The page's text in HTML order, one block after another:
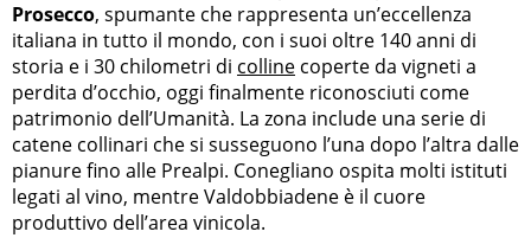
Prosecco, spumante che rappresenta un’eccellenza
italiana in tutto il mondo, con i suoi oltre 140 anni di
storia e i 30 chilometri di colline coperte da vigneti a
perdita d’occhio, oggi finalmente riconosciuti come
patrimonio dell’Umanità. La zona include una serie di
catene collinari che si susseguono l’una dopo l’altra dalle
pianure fino alle Prealpi. Conegliano ospita molti istituti
legati al vino, mentre Valdobbiadene è il cuore
produttivo dell’area vinicola.